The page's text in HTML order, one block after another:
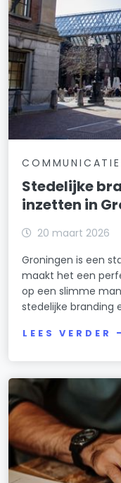
Stedelijke
inzetten in
20 maart 2026
Groningen is een
maakt het een
op een slimme
stedelijke branding
LEES VERDER